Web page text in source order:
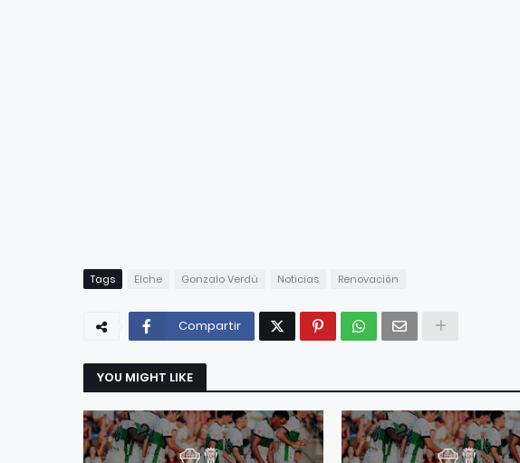
Tags Elche Gonzalo Verdú Noticias Renovación
Compartir
YOU MIGHT LIKE